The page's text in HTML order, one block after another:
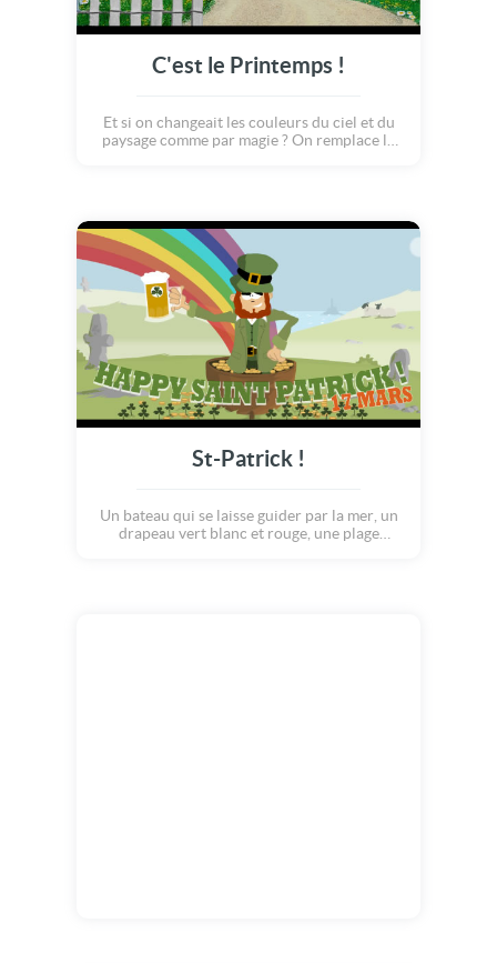
C'est le Printemps !
Et si on changeait les couleurs du ciel et du
paysage comme par magie ? On remplace le
! Vive la magie du Printemps :o)
St-Patrick !
Un bateau qui se laisse guider par la mer, un
drapeau vert blanc et rouge, une plage